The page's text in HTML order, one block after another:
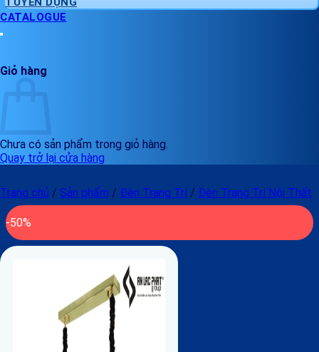
CATALOGUE
Giỏ hàng
Chưa có sản phẩm trong giỏ hàng.
Quay trở lại cửa hàng
Trang chủ / Sản phẩm / Đèn Trang Trí / Đèn Trang Trí Nội Thất
-50%